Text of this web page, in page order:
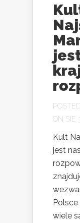
ON SIE
Kult
jest
Polsce
wiele